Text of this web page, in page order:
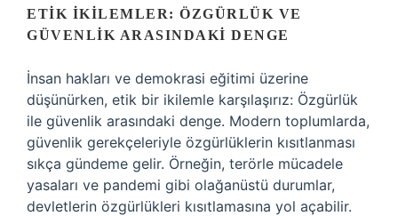
ETIK İKILEMLER: ÖZGÜRLÜK VE
GÜVENLIK ARASINDAKI DENGE
İnsan hakları ve demokrasi eğitimi üzerine
düşünürken, etik bir ikilemle karşılaşırız: Özgürlük
ile güvenlik arasındaki denge. Modern toplumlarda,
güvenlik gerekçeleriyle özgürlüklerin kısıtlanması
sıkça gündeme gelir. Örneğin, terörle mücadele
yasaları ve pandemi gibi olağanüstü durumlar,
devletlerin özgürlükleri kısıtlamasına yol açabilir.